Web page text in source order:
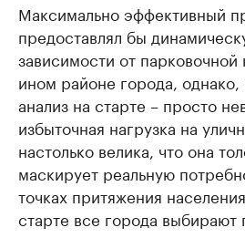
Максимально эффективный
предоставлял бы
зависимости от парковочной
ином районе города, однако,
анализ на старте – просто
избыточная нагрузка на
настолько велика, что она
маскирует реальную
точках притяжения
старте все города выбирают